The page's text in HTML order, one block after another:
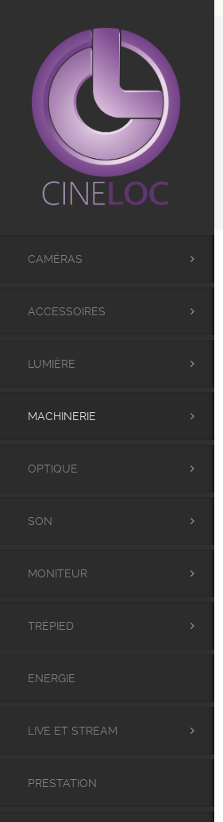
CAMÉRAS
ACCESSOIRES
LUMIÈRE
MACHINERIE
OPTIQUE
SON
MONITEUR
TRÉPIED
ENERGIE
LIVE ET STREAM
PRESTATION